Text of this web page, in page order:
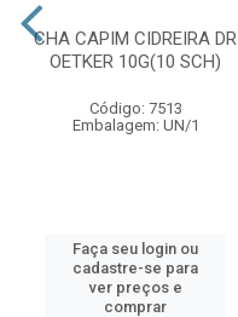
CHA CAPIM CIDREIRA DR
OETKER 10G(10 SCH)
Código: 7513
Embalagem: UN/1
Faça seu login ou
cadastre-se para
ver preços e
comprar